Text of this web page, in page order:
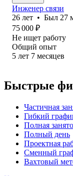
Инженер связи
26 лет • Был 27
75 000 ₽
Не ищет работу
Общий опыт
5 лет 7 месяцев
Быстрые
Частичная
Гибкий
Полная
Полный день
Проектная
Сменный
Вахтовый